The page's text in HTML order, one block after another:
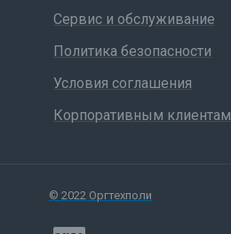
Сервис и обслуживание
Политика безопасности
Условия соглашения
Корпоративным клиентам
© 2022 Оргтехполи